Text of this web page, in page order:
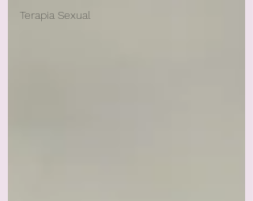
Terapia Sexual